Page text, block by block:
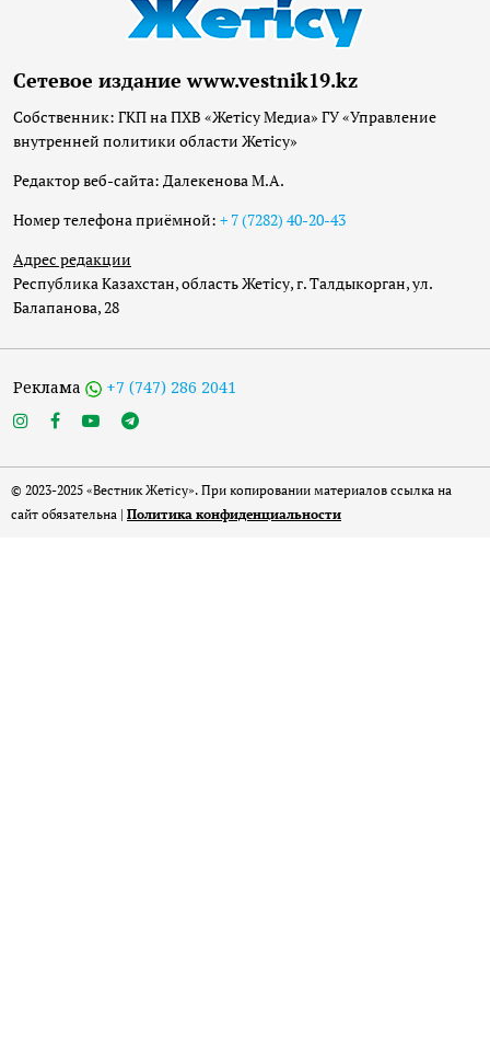
Сетевое издание www.vestnik19.kz
Собственник: ГКП на ПХВ «Жетісу Медиа» ГУ «Управление
внутренней политики области Жетісу»
Редактор веб-сайта: Далекенова М.А.
Номер телефона приёмной: + 7 (7282) 40-20-43
Адрес редакции
Республика Казахстан, область Жетісу, г. Талдыкорган, ул.
Балапанова, 28
Реклама +7 (747) 286 2041
© 2023-2025 «Вестник Жетісу». При копировании материалов ссылка на
сайт обязательна | Политика конфиденциальности